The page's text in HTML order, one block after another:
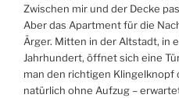
Zwischen mir und der Decke
Aber das Apartment für die
Ärger. Mitten in der Altstadt, in
Jahrhundert, öffnet sich eine
man den richtigen Klingelknopf
natürlich ohne Aufzug –